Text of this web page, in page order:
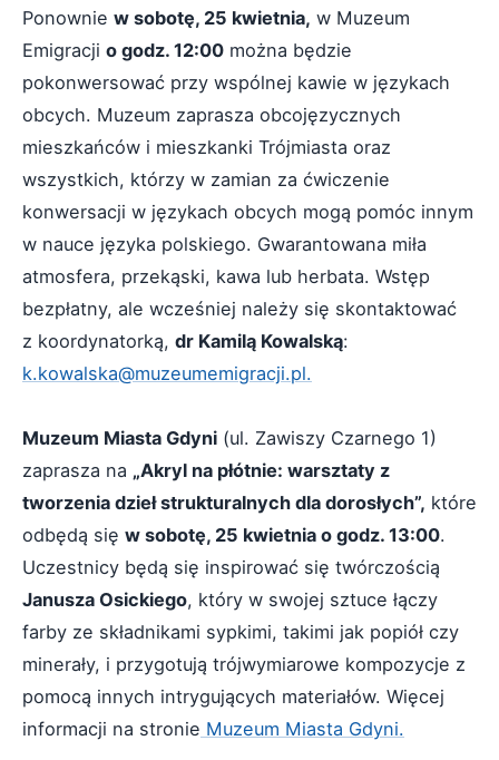
Ponownie w sobotę, 25 kwietnia, w Muzeum
Emigracji o godz. 12:00 można będzie
pokonwersować przy wspólnej kawie w językach
obcych. Muzeum zaprasza obcojęzycznych
mieszkańców i mieszkanki Trójmiasta oraz
wszystkich, którzy w zamian za ćwiczenie
konwersacji w językach obcych mogą pomóc innym
w nauce języka polskiego. Gwarantowana miła
atmosfera, przekąski, kawa lub herbata. Wstęp
bezpłatny, ale wcześniej należy się skontaktować
z koordynatorką, dr Kamilą Kowalską:
k.kowalska@muzeumemigracji.pl.
Muzeum Miasta Gdyni (ul. Zawiszy Czarnego 1)
zaprasza na „Akryl na płótnie: warsztaty z
tworzenia dzieł strukturalnych dla dorosłych”, które
odbędą się w sobotę, 25 kwietnia o godz. 13:00.
Uczestnicy będą się inspirować się twórczością
Janusza Osickiego, który w swojej sztuce łączy
farby ze składnikami sypkimi, takimi jak popiół czy
minerały, i przygotują trójwymiarowe kompozycje z
pomocą innych intrygujących materiałów. Więcej
informacji na stronie Muzeum Miasta Gdyni.